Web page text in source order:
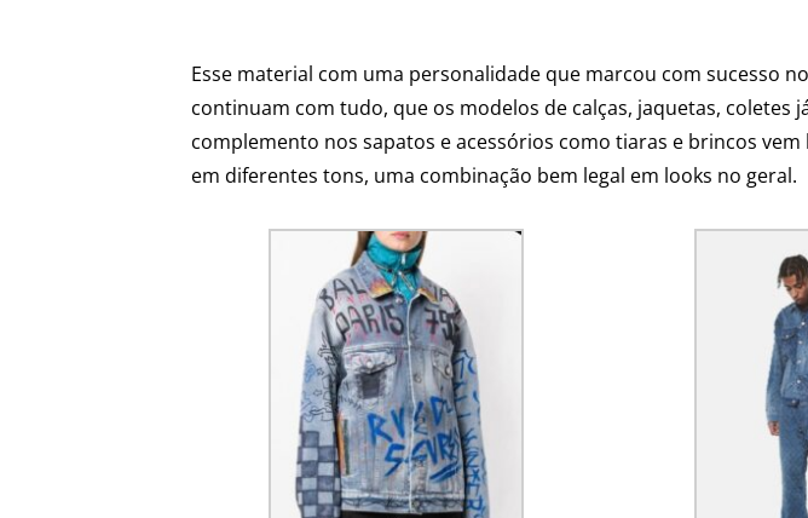
Esse material com uma personalidade que marcou com sucesso
continuam com tudo, que os modelos de calças, jaquetas, coletes
complemento nos sapatos e acessórios como tiaras e brincos
em diferentes tons, uma combinação bem legal em looks no geral.